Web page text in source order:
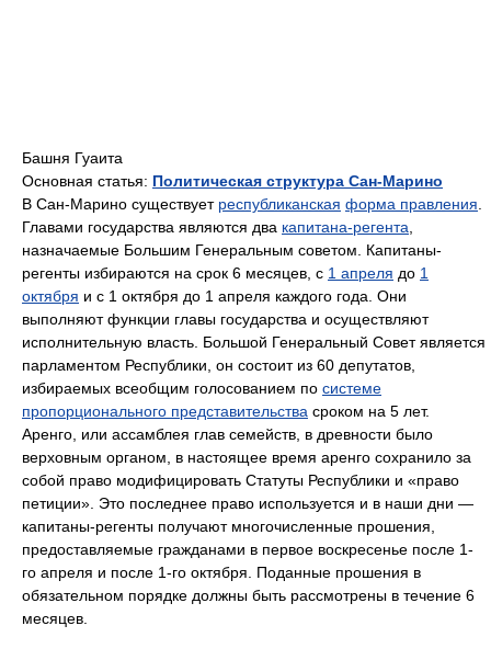
Башня Гуаита
Основная статья: Политическая структура Сан-Марино
В Сан-Марино существует республиканская форма правления
Главами государства являются два капитана-регента
назначаемые Большим Генеральным советом. Капитаны-
регенты избираются на срок 6 месяцев, с 1 апреля до 1
октября и с 1 октября до 1 апреля каждого года. Они
выполняют функции главы государства и осуществляют
исполнительную власть. Большой Генеральный Совет является
парламентом Республики, он состоит из 60 депутатов,
избираемых всеобщим голосованием по системе
пропорционального представительства сроком на 5 лет.
Аренго, или ассамблея глав семейств, в древности было
верховным органом, в настоящее время аренго сохранило за
собой право модифицировать Статуты Республики и «право
петиции». Это последнее право используется и в наши дни —
капитаны-регенты получают многочисленные прошения,
предоставляемые гражданами в первое воскресенье после 1-
го апреля и после 1-го октября. Поданные прошения в
обязательном порядке должны быть рассмотрены в течение 6
месяцев.